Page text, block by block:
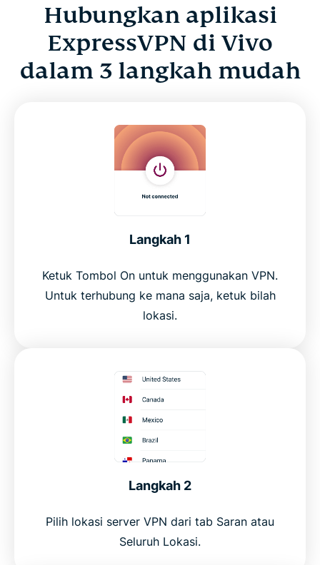
Hubungkan aplikasi
ExpressVPN di Vivo
dalam 3 langkah mudah
Langkah 1
Ketuk Tombol On untuk menggunakan VPN.
Untuk terhubung ke mana saja, ketuk bilah
lokasi.
Langkah 2
Pilih lokasi server VPN dari tab Saran atau
Seluruh Lokasi.